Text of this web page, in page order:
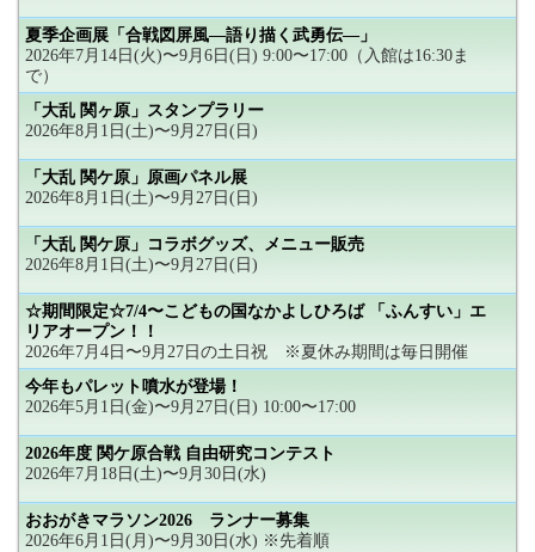
夏季企画展「合戦図屏風―語り描く武勇伝―」
2026年7月14日(火)〜9月6日(日) 9:00〜17:00（入館は16:30ま
で）
「大乱 関ヶ原」スタンプラリー
2026年8月1日(土)〜9月27日(日)
「大乱 関ケ原」原画パネル展
2026年8月1日(土)〜9月27日(日)
「大乱 関ケ原」コラボグッズ、メニュー販売
2026年8月1日(土)〜9月27日(日)
☆期間限定☆7/4〜こどもの国なかよしひろば 「ふんすい」エ
リアオープン！！
2026年7月4日〜9月27日の土日祝 ※夏休み期間は毎日開催
今年もパレット噴水が登場！
2026年5月1日(金)〜9月27日(日) 10:00〜17:00
2026年度 関ケ原合戦 自由研究コンテスト
2026年7月18日(土)〜9月30日(水)
おおがきマラソン2026 ランナー募集
2026年6月1日(月)〜9月30日(水) ※先着順